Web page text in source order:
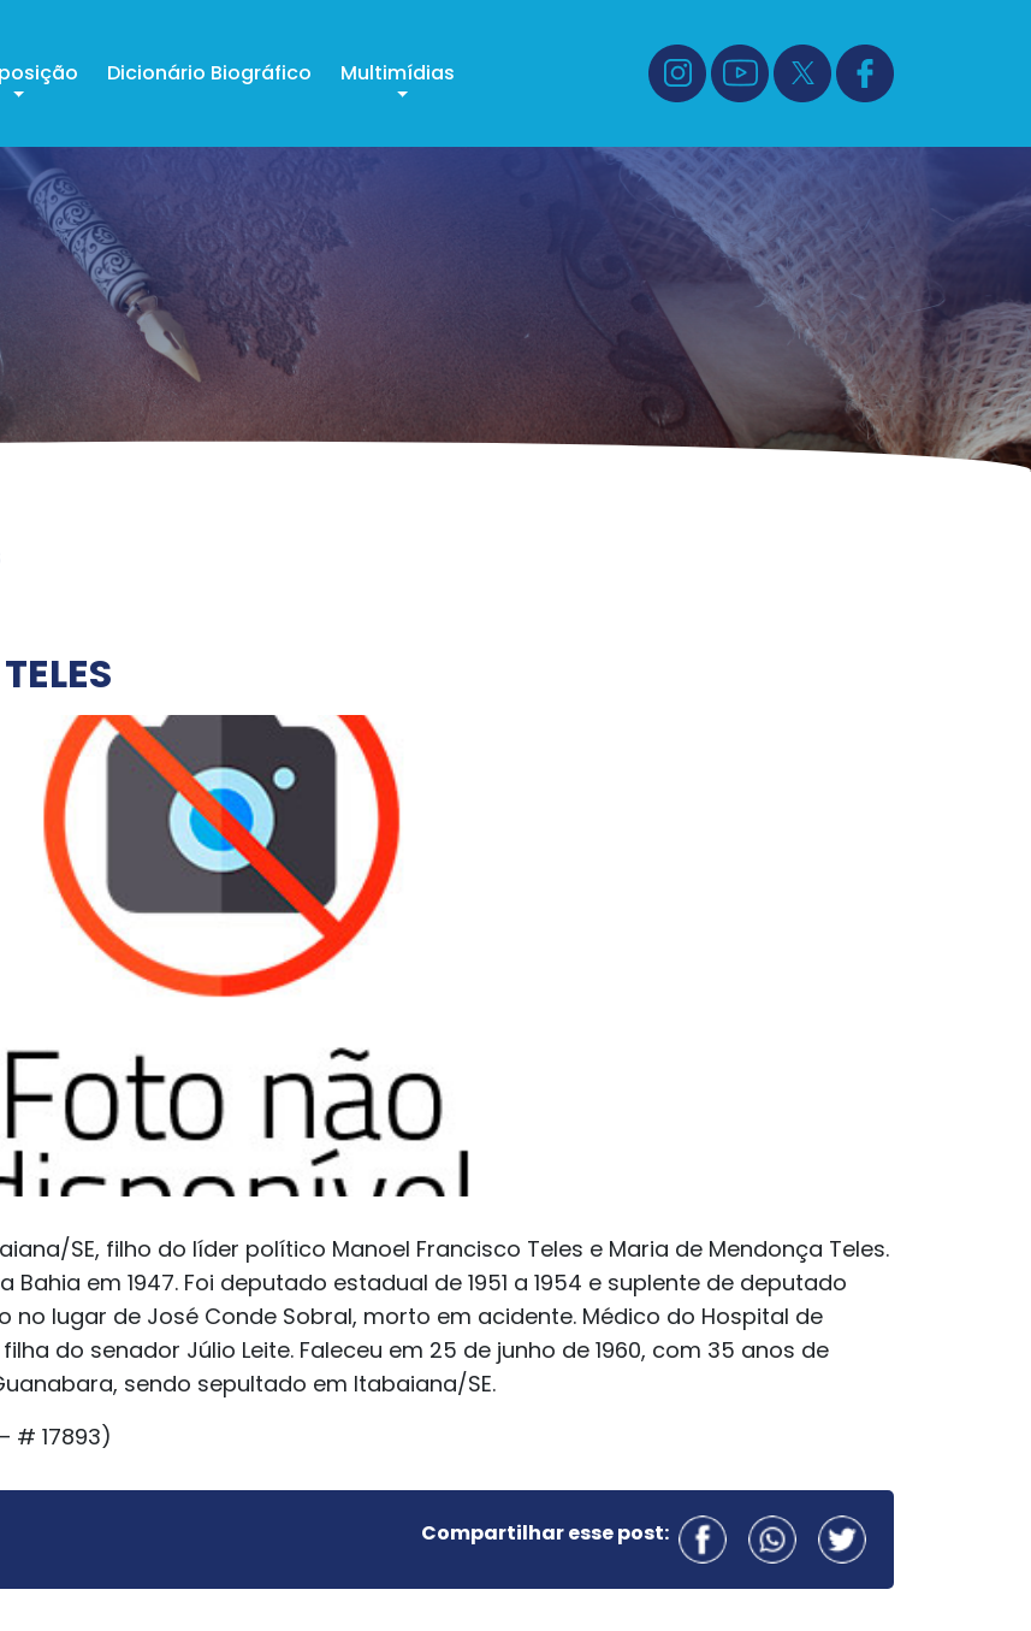
Dicionário Biográfico Multimídias
SE, filho do líder político Manoel Francisco Teles e Maria de Mendonça Teles.
em 1947. Foi deputado estadual de 1951 a 1954 e suplente de deputado
no lugar de José Conde Sobral, morto em acidente. Médico do Hospital de
do senador Júlio Leite. Faleceu em 25 de junho de 1960, com 35 anos de
sendo sepultado em Itabaiana/SE.
# 17893)
Compartilhar esse post: